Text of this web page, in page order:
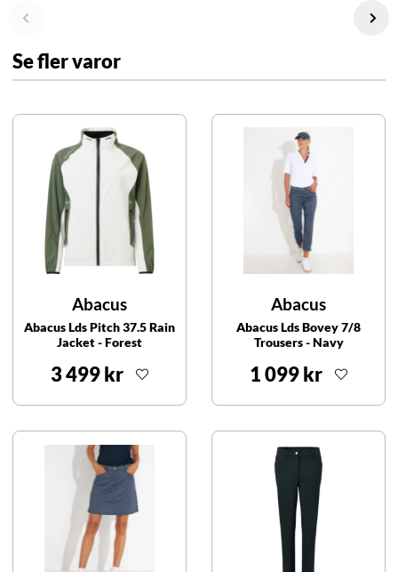
Se fler varor
Abacus
Abacus Lds Pitch 37.5 Rain
Jacket - Forest
3 499 kr
Abacus
Abacus Lds Bovey 7/8
Trousers - Navy
1 099 kr